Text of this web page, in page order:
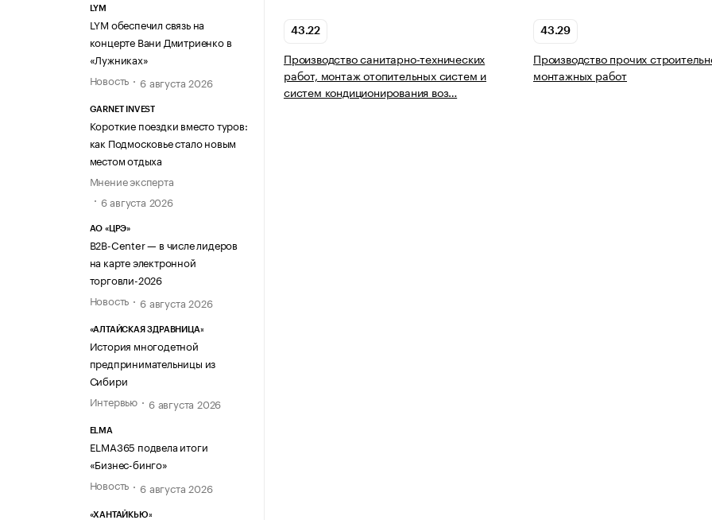
LYM
LYM обеспечил связь на
концерте Вани Дмитриенко в
«Лужниках»
Новость
6 августа 2026
GARNET INVEST
Короткие поездки вместо туров:
как Подмосковье стало новым
местом отдыха
Мнение эксперта
6 августа 2026
АО «ЦРЭ»
B2B-Center — в числе лидеров
на карте электронной
торговли-2026
Новость
6 августа 2026
«АЛТАЙСКАЯ ЗДРАВНИЦА»
История многодетной
предпринимательницы из
Сибири
Интервью
6 августа 2026
ELMA
ELMA365 подвела итоги
«Бизнес-бинго»
Новость
6 августа 2026
«ХАНТАЙКЬЮ»
43.22
Производство санитарно-технических
работ, монтаж отопительных систем и
систем кондиционирования воз…
43.29
Производство прочих
монтажных работ